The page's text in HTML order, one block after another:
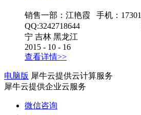
销售一部：江艳霞 手机
QQ:3242718644 北京
宁 吉林 黑龙江
2015 - 10 - 16
查看详情>>
电脑版 犀牛云提供云计算服务
犀牛云提供企业云服务
微信咨询